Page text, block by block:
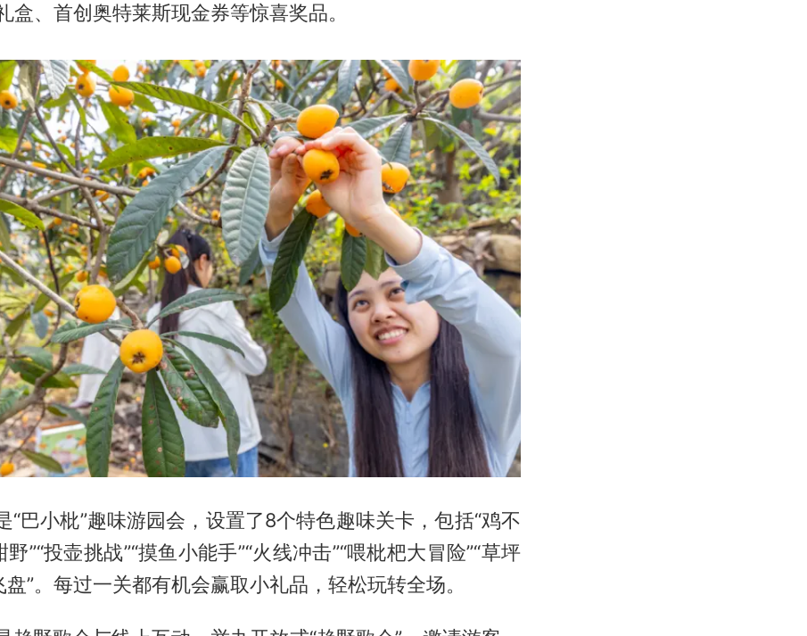
盒、首创奥特莱斯现金券等惊喜奖品。
“巴小枇”趣味游园会，设置了8个特色趣味关卡，包括“鸡不
野”“投壶挑战”“摸鱼小能手”“火线冲击”“喂枇杷大冒险”“草坪
盘”。每过一关都有机会赢取小礼品，轻松玩转全场。